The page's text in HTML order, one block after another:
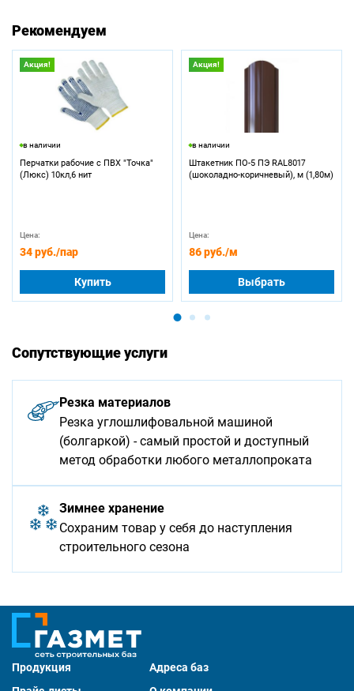
Рекомендуем
Акция!
в наличии
Перчатки рабочие с ПВХ "Точка"
(Люкс) 10кл,6 нит
Цена:
34 руб./пар
Купить
Акция!
в наличии
Штакетник ПО-5 ПЭ RAL8017
(шоколадно-коричневый), м (1,80м)
Цена:
86 руб./м
Выбрать
Сопутствующие услуги
Резка материалов
Резка углошлифовальной машиной
(болгаркой) - самый простой и доступный
метод обработки любого металлопроката
Зимнее хранение
Сохраним товар у себя до наступления
строительного сезона
Продукция
Адреса баз